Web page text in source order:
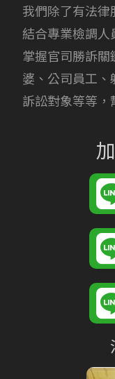
我們除了有法
結合專業檢調
掌握官司勝訴
婆、公司員工
訴訟對象等等，